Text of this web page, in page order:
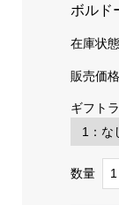
ボルド
在庫状
販売価格
ギフト
数量